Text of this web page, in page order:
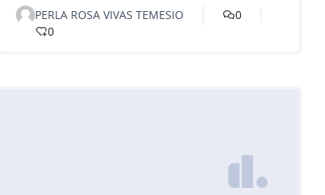
PERLA ROSA VIVAS TEMESIO
0
0